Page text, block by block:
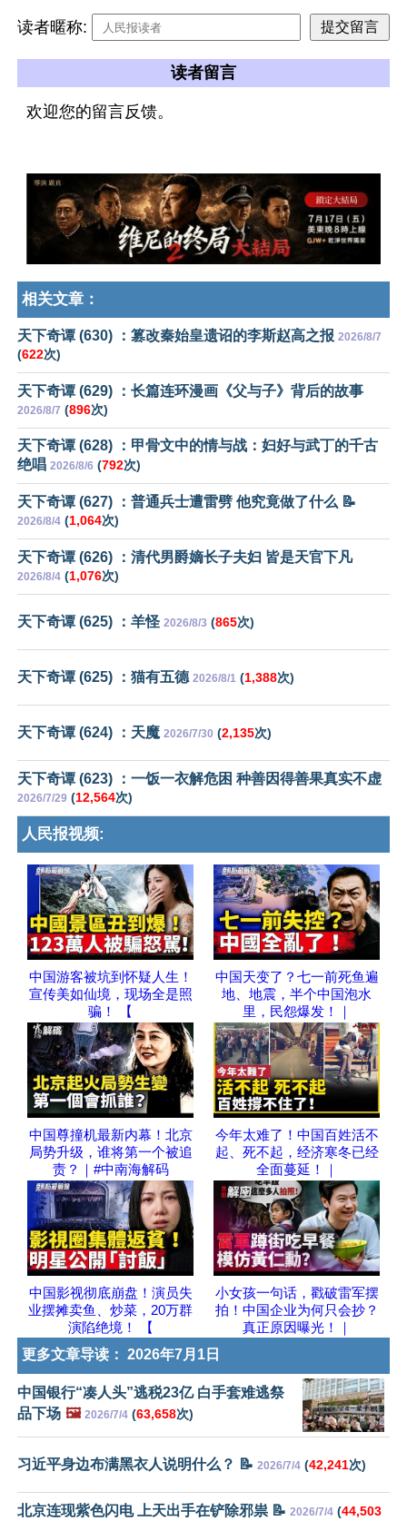
读者暱称:
读者留言
欢迎您的留言反馈。
相关文章：
天下奇谭 (630) ：篡改秦始皇遗诏的李斯赵高之报 2026/8/7
(622次)
天下奇谭 (629) ：长篇连环漫画《父与子》背后的故事
2026/8/7 (896次)
天下奇谭 (628) ：甲骨文中的情与战：妇好与武丁的千古
绝唱 2026/8/6 (792次)
天下奇谭 (627) ：普通兵士遭雷劈 他究竟做了什么 📝
2026/8/4 (1,064次)
天下奇谭 (626) ：清代男爵嫡长子夫妇 皆是天官下凡
2026/8/4 (1,076次)
天下奇谭 (625) ：羊怪 2026/8/3 (865次)
天下奇谭 (625) ：猫有五德 2026/8/1 (1,388次)
天下奇谭 (624) ：天魔 2026/7/30 (2,135次)
天下奇谭 (623) ：一饭一衣解危困 种善因得善果真实不虚
2026/7/29 (12,564次)
人民报视频:
中国游客被坑到怀疑人生！
宣传美如仙境，现场全是照
骗！ 【
中国天变了？七一前死鱼遍
地、地震，半个中国泡水
里，民怨爆发！｜
中国尊撞机最新内幕！北京
局势升级，谁将第一个被追
责？｜#中南海解码
今年太难了！中国百姓活不
起、死不起，经济寒冬已经
全面蔓延！｜
中国影视彻底崩盘！演员失
业摆摊卖鱼、炒菜，20万群
演陷绝境！ 【
小女孩一句话，戳破雷军摆
拍！中国企业为何只会抄？
真正原因曝光！｜
更多文章导读： 2026年7月1日
中国银行“凑人头”逃税23亿 白手套难逃祭
品下场 🖼️ 2026/7/4 (63,658次)
习近平身边布满黑衣人说明什么？ 📝 2026/7/4 (42,241次)
北京连现紫色闪电 上天出手在铲除邪祟 📝 2026/7/4 (44,503